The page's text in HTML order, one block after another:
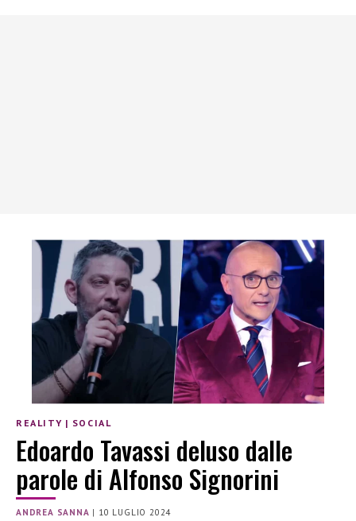
REALITY | SOCIAL
Edoardo Tavassi deluso dalle
parole di Alfonso Signorini
ANDREA SANNA | 10 LUGLIO 2024